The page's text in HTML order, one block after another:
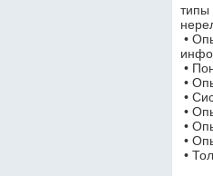
типы
• Опыт разработки требований по интеграции
•
•
•
•
•
•
•